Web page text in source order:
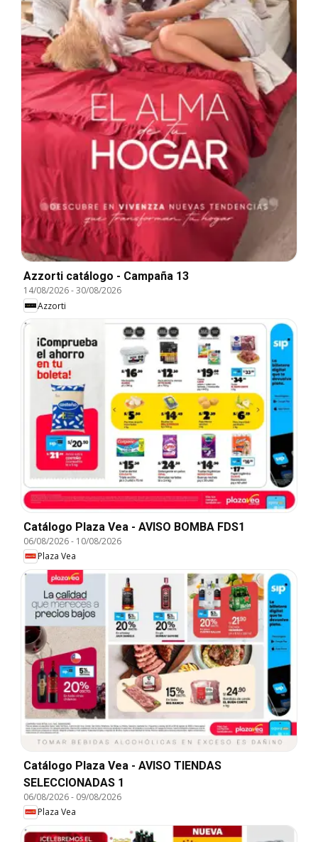
Azzorti catálogo - Campaña 13
14/08/2026-30/08/2026
Azzorti
Catálogo Plaza Vea - AVISO BOMBA FDS1
06/08/2026- 10/08/2026
Plaza Vea
Catálogo Plaza Vea - AVISO TIENDAS
SELECCIONADAS 1
06/08/2026- 09/08/2026
Plaza Vea